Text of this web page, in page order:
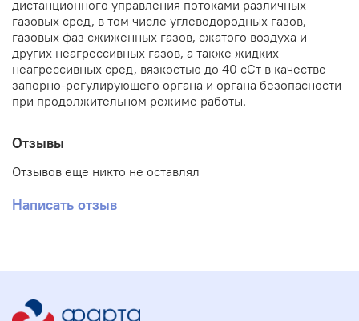
дистанционного управления потоками различных
газовых сред, в том числе углеводородных газов,
газовых фаз сжиженных газов, сжатого воздуха и
других неагрессивных газов, а также жидких
неагрессивных сред, вязкостью до 40 сСт в качестве
запорно-регулирующего органа и органа безопасности
при продолжительном режиме работы.
Отзывы
Отзывов еще никто не оставлял
Написать отзыв